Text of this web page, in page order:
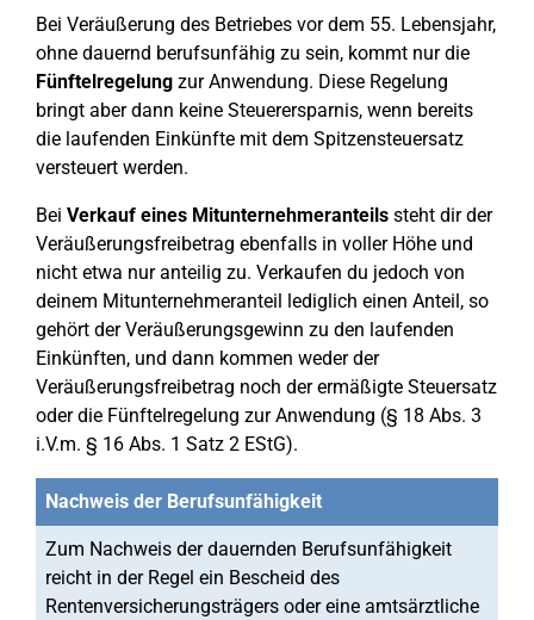
Bei Veräußerung des Betriebes vor dem 55. Lebensjahr,
ohne dauernd berufsunfähig zu sein, kommt nur die
Fünftelregelung zur Anwendung. Diese Regelung
bringt aber dann keine Steuerersparnis, wenn bereits
die laufenden Einkünfte mit dem Spitzensteuersatz
versteuert werden.
Bei Verkauf eines Mitunternehmeranteils steht dir der
Veräußerungsfreibetrag ebenfalls in voller Höhe und
nicht etwa nur anteilig zu. Verkaufen du jedoch von
deinem Mitunternehmeranteil lediglich einen Anteil, so
gehört der Veräußerungsgewinn zu den laufenden
Einkünften, und dann kommen weder der
Veräußerungsfreibetrag noch der ermäßigte Steuersatz
oder die Fünftelregelung zur Anwendung (§ 18 Abs. 3
i.V.m. § 16 Abs. 1 Satz 2 EStG).
Nachweis der Berufsunfähigkeit
Zum Nachweis der dauernden Berufsunfähigkeit
reicht in der Regel ein Bescheid des
Rentenversicherungsträgers oder eine amtsärztliche